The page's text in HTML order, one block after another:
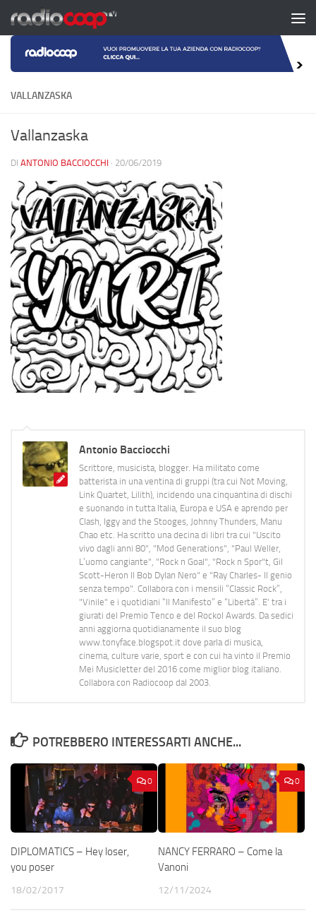
Salta al contenuto
VALLANZASKA
Vallanzaska
DI ANTONIO BACCIOCCHI · 20/06/2019
Antonio Bacciocchi
Scrittore, musicista, blogger. Ha militato come
batterista in una ventina di gruppi (tra cui Not Moving,
Link Quartet, Lilith), incidendo una cinquantina di dischi
e suonando in tutta Italia, Europa e USA e aprendo per
Clash, Iggy and the Stooges, Johnny Thunders, Manu
Chao etc. Ha scritto una decina di libri tra cui "Uscito
vivo dagli anni 80", "Mod Generations", "Paul Weller,
L’uomo cangiante", "Rock n Goal", "Rock n Spor"t, Gil
Scott-Heron Il Bob Dylan Nero" e "Ray Charles- Il genio
senza tempo". Collabora con i mensili “Classic Rock”,
"Vinile" e i quotidiani “Il Manifesto” e “Libertà”. E' tra i
giurati del Premio Tenco e del Rockol Awards. Da sedici
anni aggiorna quotidianamente il suo blog
www.tonyface.blogspot.it dove parla di musica,
cinema, culture varie, sport e con cui ha vinto il Premio
Mei Musicletter del 2016 come miglior blog italiano.
Collabora con Radiocoop dal 2003.
POTREBBERO INTERESSARTI ANCHE...
0
DIPLOMATICS – Hey loser,
you poser
18/02/2017
0
NANCY FERRARO – Come la
Vanoni
12/11/2024